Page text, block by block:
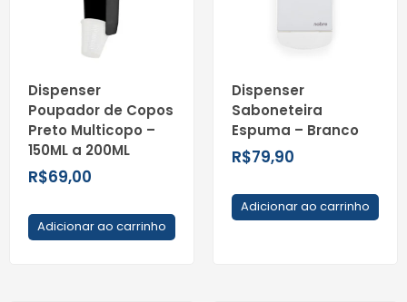
Dispenser
Poupador de Copos
Preto Multicopo –
150ML a 200ML
R$69,00
Adicionar ao carrinho
Dispenser
Saboneteira
Espuma – Branco
R$79,90
Adicionar ao carrinho